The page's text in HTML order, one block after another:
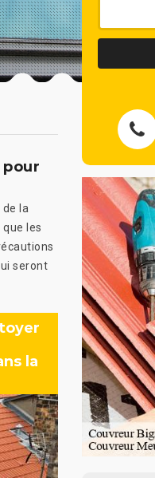
la
les
seront
la